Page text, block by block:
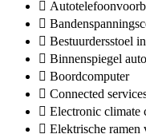
Bestuurdersstoel
Binnenspiegel
Boordcomputer
Connected
Electronic climate
Elektrische ramen